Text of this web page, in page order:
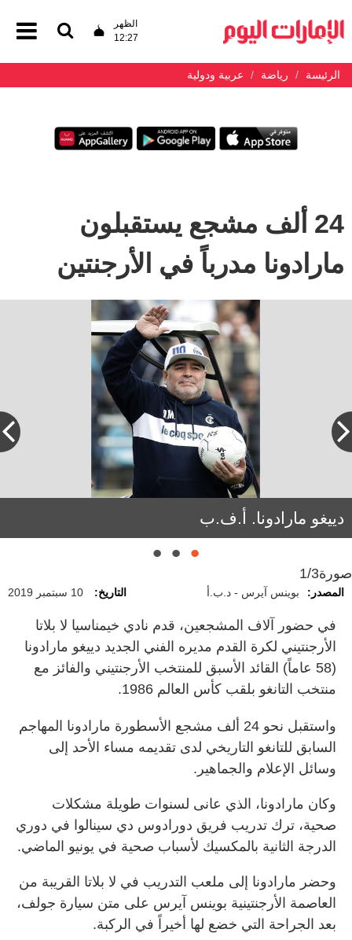
الظهر
12:27
الرئيسة رياضة عربية ودولية
24 ألف مشجع يستقبلون
مارادونا مدرباً في الأرجنتين
دييغو مارادونا. أ.ف.ب
صورة1/3
المصدر: بوينس آيرس - د.ب.أ التاريخ: 10 سبتمبر 2019
في حضور آلاف المشجعين، قدم نادي خيمناسيا لا بلاتا
الأرجنتيني لكرة القدم مديره الفني الجديد دييغو مارادونا
(‏58 عاماً)‏ القائد الأسبق للمنتخب الأرجنتيني والفائز مع
منتخب التانغو بلقب كأس العالم 1986.
واستقبل نحو 24 ألف مشجع الأسطورة مارادونا المهاجم
السابق للتانغو التاريخي لدى تقديمه مساء الأحد إلى
وسائل الإعلام والجماهير.
وكان مارادونا، الذي عانى لسنوات طويلة مشكلات
صحية، ترك تدريب فريق دورادوس دي سينالوا في دوري
الدرجة الثانية بالمكسيك لأسباب صحية في يونيو الماضي.
وحضر مارادونا إلى ملعب التدريب في لا بلاتا القريبة من
العاصمة الأرجنتينية بوينس آيرس على متن سيارة جولف،
بعد الجراحة التي خضع لها أخيراً في الركبة.